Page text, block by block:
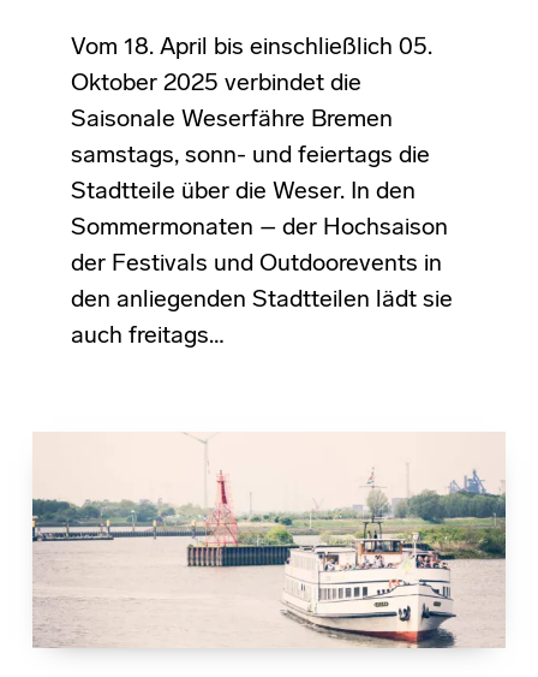
Vom 18. April bis einschließlich 05.
Oktober 2025 verbindet die
Saisonale Weserfähre Bremen
samstags, sonn- und feiertags die
Stadtteile über die Weser. In den
Sommermonaten – der Hochsaison
der Festivals und Outdoorevents in
den anliegenden Stadtteilen lädt sie
auch freitags…